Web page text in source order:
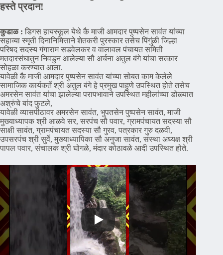
हस्ते प्रदान!
कुडाळ : डिगस हायस्कूल येथे कै माजी आमदार पुष्पसेन सावंत यांच्या
सहाव्या स्मृती दिनानिमित्ताने शेतकरी पुरस्कार तसेच पिंगुंळी जिल्हा
परिषद सदस्य गंगाराम सडवेलकर व वालावल पंचायत समिती
मतदारसंघातुन निवडुन आलेल्या सौ अर्चना अतुल बंगे यांचा सत्कार
सोहळा करण्यात आला.
यावेळी कै माजी आमदार पुष्पसेन सावंत यांच्या सोबत काम केलेले
सामाजिक कार्यकर्ते श्री अतुल बंगे हे प्रमुख पाहुणे उपस्थित होते तसेच
अमरसेन सावंत यांचा झालेल्या परापभावाने उपस्थित महीलांच्या डोळ्यात
अश्रुंचे बांद फुटले,
यावेळी व्यासपीठावर अमरसेन सावंत, भुपतसेन पुष्पसेन सावंत, माजी
मुख्याध्यापक श्री आळवे सर, सरपंच सौ पवार, ग्रामपंचायत सदस्या सौ
साक्षी सावंत, ग्रामपंचायत सदस्या सौ गुरव, पत्रकार गुरु दळवी,
उपसरपंच श्री सुर्वे, मुख्याध्यापिका सौ अनुजा सावंत, संस्था अध्यक्ष श्री
पापल पवार, संचालक श्री घोगळे, मंदार कोठावळे आदी उपस्थित होते.